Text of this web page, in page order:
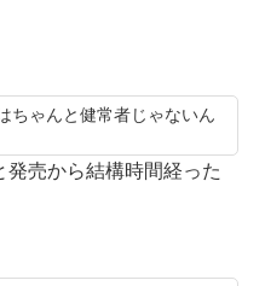
ちゃんと健常者じゃないん
発売から結構時間経った